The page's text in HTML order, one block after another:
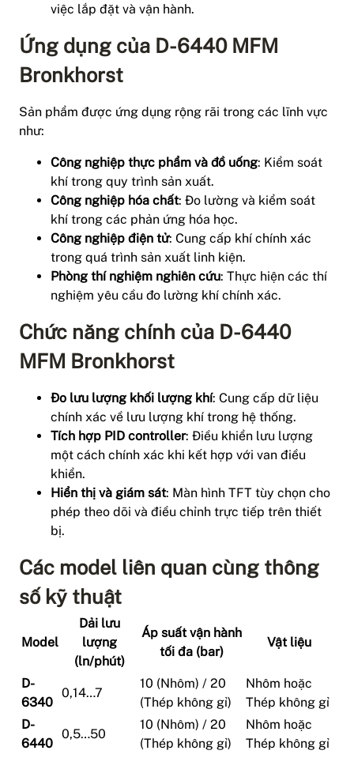
việc lắp đặt và vận hành.
Ứng dụng của D-6440 MFM
Bronkhorst
Sản phẩm được ứng dụng rộng rãi trong các lĩnh vực
như:
Công nghiệp thực phẩm và đồ uống: Kiểm soát
khí trong quy trình sản xuất.
Công nghiệp hóa chất: Đo lường và kiểm soát
khí trong các phản ứng hóa học.
Công nghiệp điện tử: Cung cấp khí chính xác
trong quá trình sản xuất linh kiện.
Phòng thí nghiệm nghiên cứu: Thực hiện các thí
nghiệm yêu cầu đo lường khí chính xác.
Chức năng chính của D-6440
MFM Bronkhorst
Đo lưu lượng khối lượng khí: Cung cấp dữ liệu
chính xác về lưu lượng khí trong hệ thống.
Tích hợp PID controller: Điều khiển lưu lượng
một cách chính xác khi kết hợp với van điều
khiển.
Hiển thị và giám sát: Màn hình TFT tùy chọn cho
phép theo dõi và điều chỉnh trực tiếp trên thiết
bị.
Các model liên quan cùng thông
số kỹ thuật
Model
Dải lưu
lượng
(ln/phút)
Áp suất vận hành
tối đa (bar)
Vật liệu
D-
6340
0,14…7
10 (Nhôm) / 20
(Thép không gỉ)
Nhôm hoặc
Thép không gỉ
D-
6440
0,5…50
10 (Nhôm) / 20
(Thép không gỉ)
Nhôm hoặc
Thép không gỉ